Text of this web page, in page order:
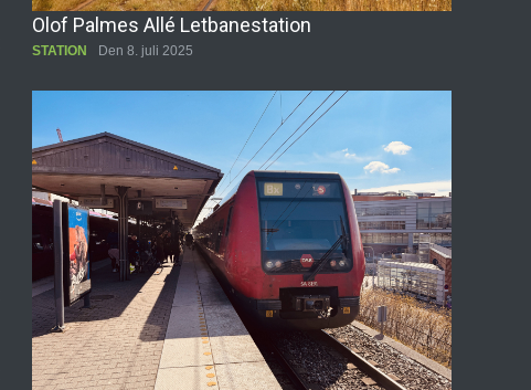
Olof Palmes Allé Letbanestation
STATION Den 8. juli 2025